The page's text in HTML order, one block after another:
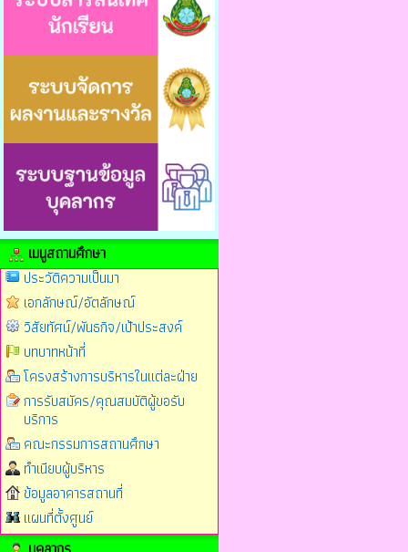
เมนูสถานศึกษา
ประวัติความเป็นมา
เอกลักษณ์/อัตลักษณ์
วิสัยทัศน์/พันธกิจ/เป้าประสงค์
บทบาทหน้าที่
โครงสร้างการบริหารในแต่ละฝ่าย
การรับสมัคร/คุณสมบัติผู้ขอรับ
บริการ
คณะกรรมการสถานศึกษา
ทำเนียบผู้บริหาร
ข้อมูลอาคารสถานที่
แผนที่ตั้งศูนย์